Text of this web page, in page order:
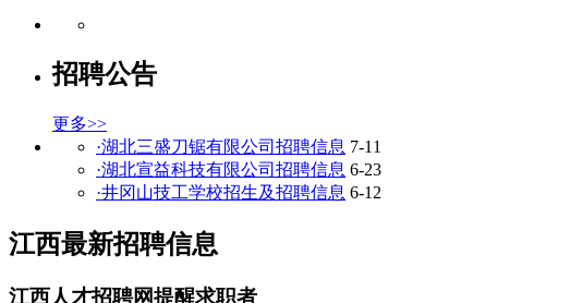
招聘公告
更多>>
·湖北三盛刀锯有限公司招聘信息 7-11
·湖北宣益科技有限公司招聘信息 6-23
·井冈山技工学校招生及招聘信息 6-12
江西最新招聘信息
江西人才招聘网提醒求职者